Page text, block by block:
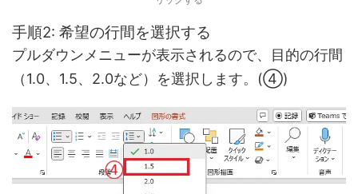
手順2: 希望の行間を選択する
プルダウンメニューが表示されるので、目的の行間
（1.0、1.5、2.0など）を選択します。(④)